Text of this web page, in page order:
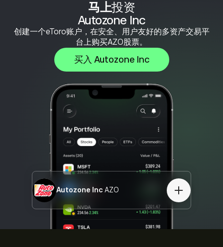
马上投资
Autozone Inc
创建一个eToro账户，在安全、用户友好的多资产交易平
台上购买AZO股票。
买入 Autozone Inc
Autozone Inc AZO